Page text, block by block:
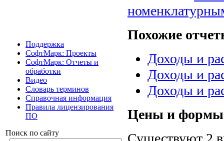
Поддержка
СофтМарк: Проекты
СофтМарк: Отчеты и
обработки
Видео
Словарь терминов
Справочная информация
Правила лицензирования
ПО
Поиск по сайту
Похожие
Доходы и
Доходы и
Доходы и
Цены и формы